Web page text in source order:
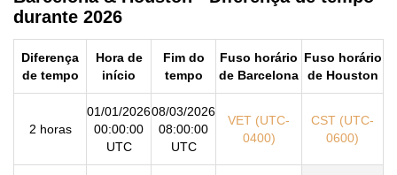
durante 2026
Diferença
de tempo
Hora de
início
Fim do
tempo
Fuso horário
de Barcelona
Fuso horário
de Houston
2 horas
01/01/2026
00:00:00
UTC
08/03/2026
08:00:00
UTC
VET (UTC-
0400)
CST (UTC-
0600)